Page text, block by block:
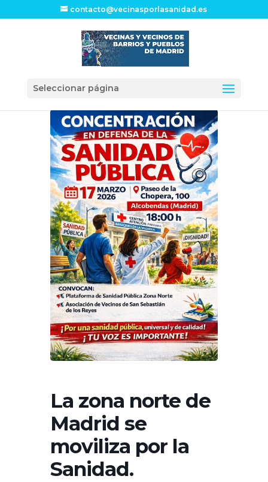
contacto@vecinasporlasanidad.es
Seleccionar página
La zona norte de
Madrid se
moviliza por la
Sanidad.